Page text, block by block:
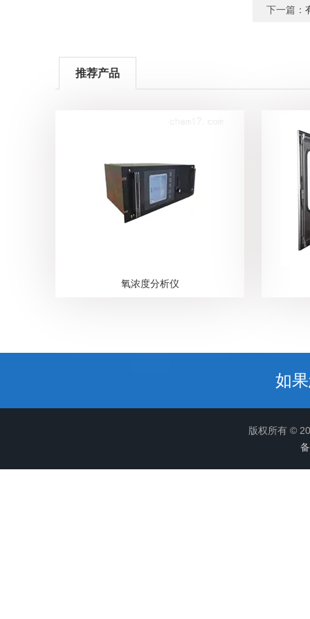
下一篇：
推荐产品
氧浓度分析仪
如
版权所有 ©